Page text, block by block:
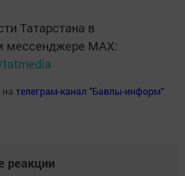
Татарстана в
мессенджере MАХ:
телеграм-канал "Бавлы-информ"
реакции